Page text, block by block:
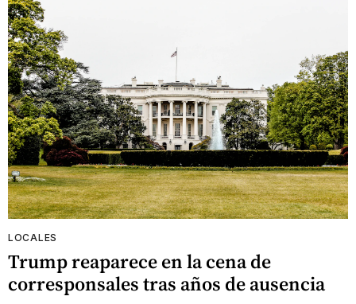
LOCALES
Trump reaparece en la cena de
corresponsales tras años de ausencia